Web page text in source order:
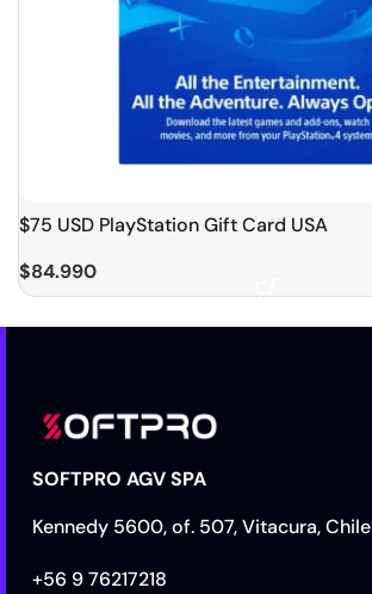
$75 USD PlayStation Gift Card USA
$84.990
SOFTPRO AGV SPA
Kennedy 5600, of. 507, Vitacura, Chile
+56 9 76217218